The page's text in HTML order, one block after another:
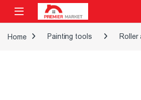
Skip to navigation
Skip to content
Home Painting tools Roller